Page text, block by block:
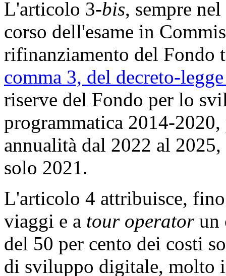
L'articolo 3-bis, sempre
corso dell'esame in
rifinanziamento del Fondo
comma 3, del decreto-
riserve del Fondo per lo
programmatica 2014-
annualità dal 2022 al
solo 2021.
L'articolo 4 attribuisce,
viaggi e a tour operatorun
del 50 per cento dei costi
di sviluppo digitale, molto